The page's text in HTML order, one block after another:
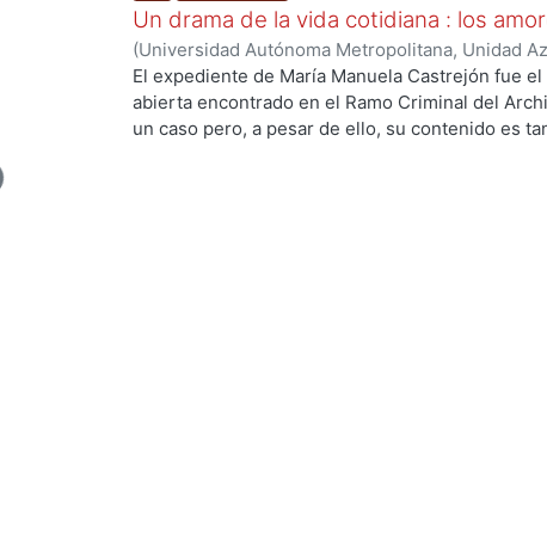
Un drama de la vida cotidiana : los
(Universidad Autónoma Metropolitana, Unidad
Sociales y Humanidades, Departamento de
México ,1989)Suárez Escobar, Marcela; Ríos de
El expediente de María Manuela Castrejón fue
abierta encontrado en el Ramo Criminal del
un caso pero, a pesar de ello, su contenido es